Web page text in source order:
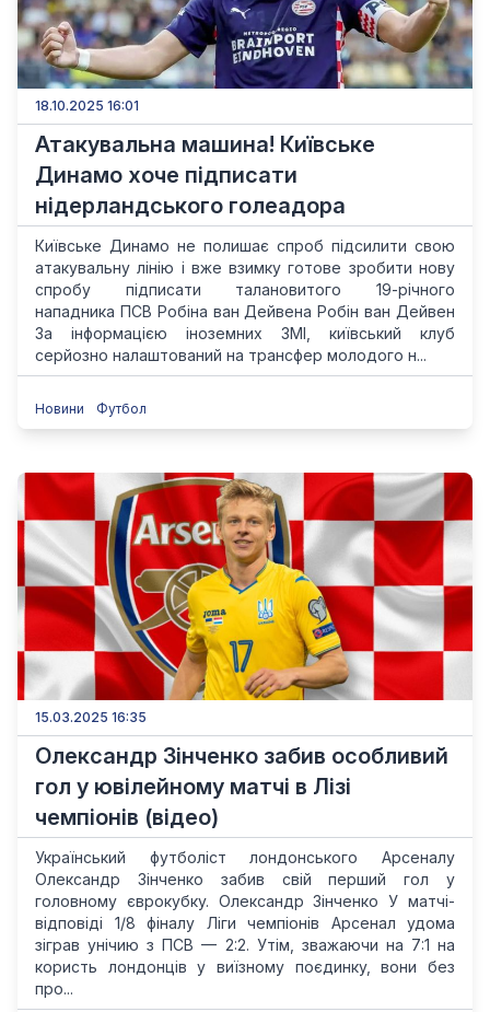
18.10.2025 16:01
Атакувальна машина! Київське
Динамо хоче підписати
нідерландського голеадора
Київське Динамо не полишає спроб підсилити свою
атакувальну лінію і вже взимку готове зробити нову
спробу підписати талановитого 19-річного
нападника ПСВ Робіна ван Дейвена Робін ван Дейвен
За інформацією іноземних ЗМІ, київський клуб
серйозно налаштований на трансфер молодого н...
Новини Футбол
15.03.2025 16:35
Олександр Зінченко забив особливий
гол у ювілейному матчі в Лізі
чемпіонів (відео)
Український футболіст лондонського Арсеналу
Олександр Зінченко забив свій перший гол у
головному єврокубку. Олександр Зінченко У матчі-
відповіді 1/8 фіналу Ліги чемпіонів Арсенал удома
зіграв унічию з ПСВ — 2:2. Утім, зважаючи на 7:1 на
користь лондонців у виїзному поєдинку, вони без
про...